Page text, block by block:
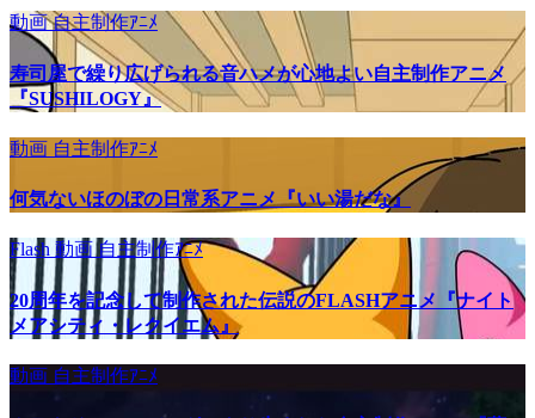
動画自主制作ｱﾆﾒ
寿司屋で繰り広げられる音ハメが心地よい自主制作アニメ
『SUSHILOGY』
動画 自主制作ｱﾆﾒ
何気ないほのぼの日常系アニメ『いい湯だな』
Flash 動画自主制作ｱﾆﾒ
20周年を記念して制作された伝説のFLASHアニメ『ナイト
メアシティ・レクイエム』
動画 自主制作ｱﾆﾒ